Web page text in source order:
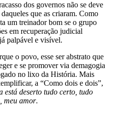
dos governos não se deve
que as criaram. Como
um treinador bom se o grupo
em recuperação judicial
palpável e visível.
o povo, esse ser abstrato que
e se promover via demagogia
no lixo da História. Mais
a “Como dois e dois”,
está deserto tudo certo, tudo
meu amor.